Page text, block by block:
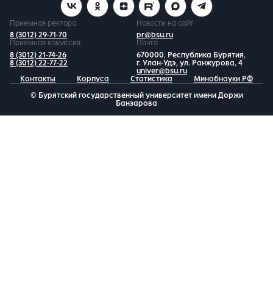
Приемная ректора
8 (3012) 29-71-70
Новости на сайт
pr@bsu.ru
Приемная комиссия
8 (3012) 21-74-26
8 (3012) 22-77-22
Почта
670000, Республика Бурятия,
г. Улан-Удэ, ул. Ранжурова, 4
univer@bsu.ru
Контакты
Корпуса Статистика Минобнауки РФ
© Бурятский государственный университет имени Доржи
Банзарова